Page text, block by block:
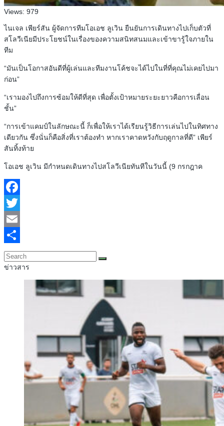
Views: 979
ไนเจล เพียร์สัน ผู้จัดการทีมโอเอช ลูเวิน ยืนยันการเดินทางไปเก็บตัวที่
สโลวีเนียมีประโยชน์ในเรื่องของความสนิทสนมและเข้าขารู้ใจภายใน
ทีม
“มันเป็นโอกาสอันดีที่ผู้เล่นและทีมงานโค้ชจะได้ไปในที่ที่คุณไม่เคยไปมา
ก่อน”
“เรามองไปถึงการซ้อมให้ดีที่สุด เพื่อตั้งเป้าหมายระยะยาวคือการเลื่อน
ชั้น”
“การเข้าแคมป์ในลักษณะนี้ ก็เพื่อให้เราได้เรียนรู้วิธีการเล่นไปในทิศทาง
เดียวกัน ซึ่งนั่นก็คือสิ่งที่เราต้องทำ หากเราคาดหวังกับฤดูกาลที่ดี” เพียร์
สันทิ้งท้าย
โอเอช ลูเวิน มีกำหนดเดินทางไปสโลวีเนียทันทีในวันนี้ (9 กรกฎาค
Facebook
Twitter
Email
Share
ข่าวสาร